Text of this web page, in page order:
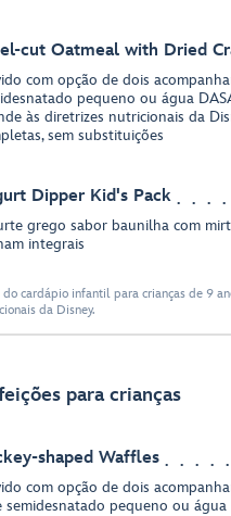
cut Oatmeal with Dried
com opção de dois
pequeno ou água
às diretrizes nutricionais da
sem substituições
Dipper Kid's Pack
grego sabor baunilha com
integrais
do cardápio infantil para crianças de 9
da Disney.
para crianças
shaped Waffles
com opção de dois
semidesnatado pequeno ou